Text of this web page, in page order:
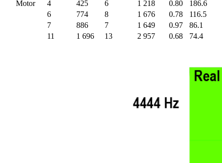
Motor
4
425 6 1 218 0.80
186.6
6
774 8 1 676 0.78
116.5
7
886 7 1 649 0.97
86.1
11
1 696 13 2 957 0.68 74.4